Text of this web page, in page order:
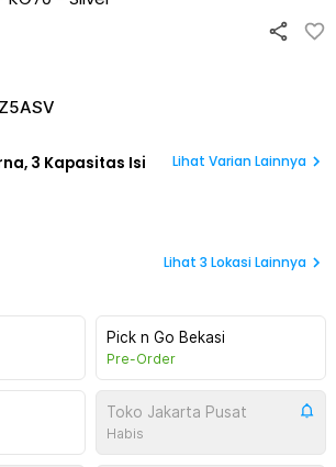
3 Kapasitas Isi Lihat Varian Lainnya
Lihat 3 Lokasi Lainnya
Pick n Go Bekasi
Pre-Order
Toko Jakarta Pusat
Habis